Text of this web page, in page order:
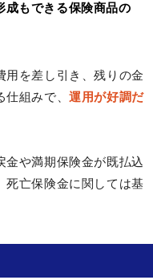
成もできる保険商品の
用を差し引き、残りの金
仕組みで、運用が好調だ
金や満期保険金が既払込
死亡保険金に関しては基